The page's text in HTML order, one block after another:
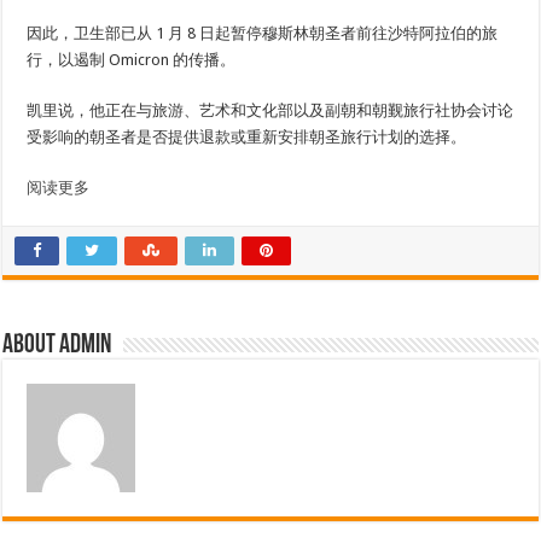
因此，卫生部已从 1 月 8 日起暂停穆斯林朝圣者前往沙特阿拉伯的旅
行，以遏制 Omicron 的传播。
凯里说，他正在与旅游、艺术和文化部以及副朝和朝觐旅行社协会讨论
受影响的朝圣者是否提供退款或重新安排朝圣旅行计划的选择。
阅读更多
About admin